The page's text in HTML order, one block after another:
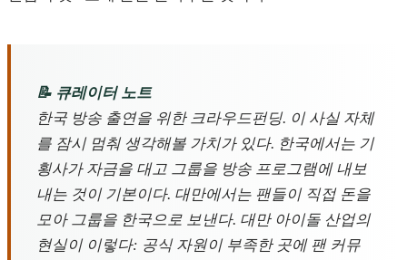
📝 큐레이터 노트
한국 방송 출연을 위한 크라우드펀딩. 이 사실 자체
를 잠시 멈춰 생각해볼 가치가 있다. 한국에서는 기
횡사가 자금을 대고 그룹을 방송 프로그램에 내보
내는 것이 기본이다. 대만에서는 팬들이 직접 돈을
모아 그룹을 한국으로 보낸다. 대만 아이돌 산업의
현실이 이렇다: 공식 자원이 부족한 곳에 팬 커뮤